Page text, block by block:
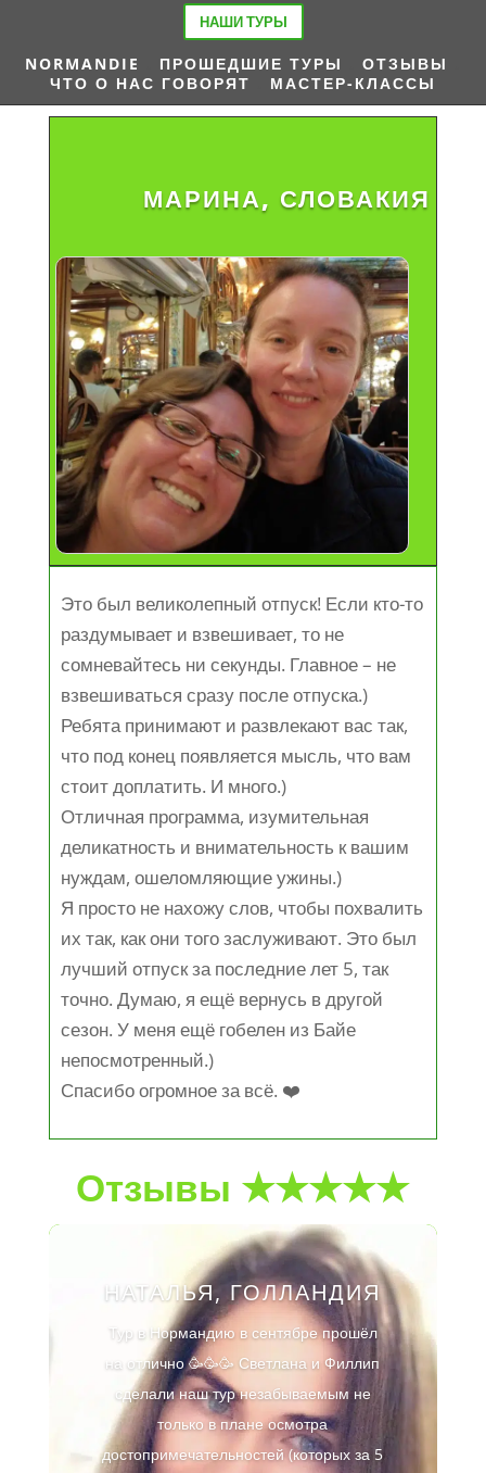
НАШИ ТУРЫ
NORMANDIE ПРОШЕДШИЕ ТУРЫ ОТЗЫВЫ
ЧТО О НАС ГОВОРЯТ
МАСТЕР-КЛАССЫ
МАРИНА, СЛОВАКИЯ
Это был великолепный отпуск! Если кто-то
раздумывает и взвешивает, то не
сомневайтесь ни секунды. Главное – не
взвешиваться сразу после отпуска.)
Ребята принимают и развлекают вас так,
что под конец появляется мысль, что вам
стоит доплатить. И много.)
Отличная программа, изумительная
деликатность и внимательность к вашим
нуждам, ошеломляющие ужины.)
Я просто не нахожу слов, чтобы похвалить
их так, как они того заслуживают. Это был
лучший отпуск за последние лет 5, так
точно. Думаю, я ещё вернусь в другой
сезон. У меня ещё гобелен из Байе
непосмотренный.)
Спасибо огромное за всё. ❤️
Отзывы ★★★★★
НАТАЛЬЯ, ГОЛЛАНДИЯ
Тур в Нормандию в сентябре прошёл
на отлично 🥳🥳🥳 Светлана и Филлип
сделали наш тур незабываемым не
только в плане осмотра
достопримечательностей (которых за 5